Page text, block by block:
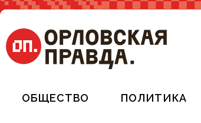
ОБЩЕСТВО ПОЛИТИКА